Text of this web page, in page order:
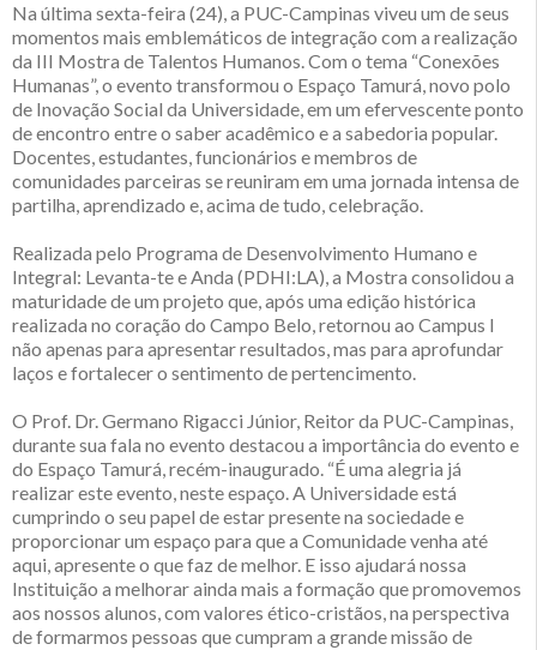
Na última sexta-feira (24), a PUC-Campinas viveu um de seus
momentos mais emblemáticos de integração com a realização
da III Mostra de Talentos Humanos. Com o tema “Conexões
Humanas”, o evento transformou o Espaço Tamurá, novo polo
de Inovação Social da Universidade, em um efervescente ponto
de encontro entre o saber acadêmico e a sabedoria popular.
Docentes, estudantes, funcionários e membros de
comunidades parceiras se reuniram em uma jornada intensa de
partilha, aprendizado e, acima de tudo, celebração.
Realizada pelo Programa de Desenvolvimento Humano e
Integral: Levanta-te e Anda (PDHI:LA), a Mostra consolidou a
maturidade de um projeto que, após uma edição histórica
realizada no coração do Campo Belo, retornou ao Campus I
não apenas para apresentar resultados, mas para aprofundar
laços e fortalecer o sentimento de pertencimento.
O Prof. Dr. Germano Rigacci Júnior, Reitor da PUC-Campinas,
durante sua fala no evento destacou a importância do evento e
do Espaço Tamurá, recém-inaugurado. “É uma alegria já
realizar este evento, neste espaço. A Universidade está
cumprindo o seu papel de estar presente na sociedade e
proporcionar um espaço para que a Comunidade venha até
aqui, apresente o que faz de melhor. E isso ajudará nossa
Instituição a melhorar ainda mais a formação que promovemos
aos nossos alunos, com valores ético-cristãos, na perspectiva
de formarmos pessoas que cumpram a grande missão de